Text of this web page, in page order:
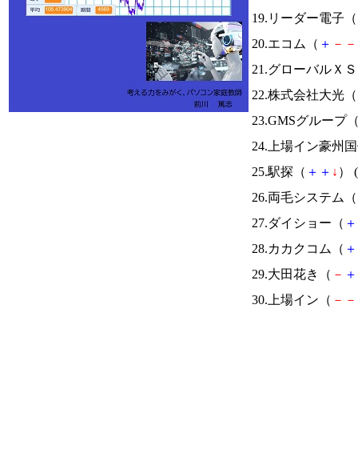
19.リーダー電子（
20.エコム（ ＋ － －
21.グローバルＸ
22.株式会社大光（
23.GMSグループ
24.上場イン豪州
25.駅探（ ＋ ＋ ↓ ） (
26.両毛システム（
27.ダイショー（ ＋
28.カカクコム（ ＋
29.大田花き（ － ＋
30.上場イン（ － －